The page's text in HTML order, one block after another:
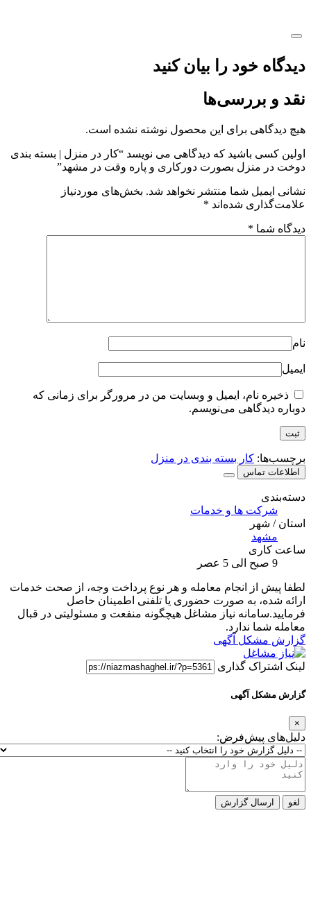
دیدگاه خود را بیان کنید
نقد و بررسی‌ها
هیچ دیدگاهی برای این محصول نوشته نشده است.
اولین کسی باشید که دیدگاهی می نویسد “کار در منزل | بسته بندی
دوخت در منزل بصورت دورکاری و پاره وقت در مشهد”
نشانی ایمیل شما منتشر نخواهد شد. بخش‌های موردنیاز
علامت‌گذاری شده‌اند *
دیدگاه شما *
نام
ایمیل
ذخیره نام، ایمیل و وبسایت من در مرورگر برای زمانی که
دوباره دیدگاهی می‌نویسم.
برچسب‌ها: کار بسته بندی در منزل
اطلاعات تماس
دسته‌بندی
شرکت ها و خدمات
استان / شهر
مشهد
ساعت کاری
9 صبح الی 5 عصر
لطفا پیش از انجام معامله و هر نوع پرداخت وجه، از صحت خدمات
ارائه شده، به صورت حضوری یا تلفنی اطمینان حاصل
فرمایید.سامانه نیاز مشاغل هیچگونه منفعت و مسئولیتی در قبال
معامله شما ندارد.
گزارش مشکل آگهی
لینک اشتراک گذاری
گزارش مشکل آگهی
×
دلیل‌های پیش‌فرض:
لغو ارسال گزارش